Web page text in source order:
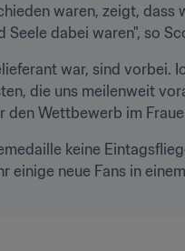
waren, zeigt,
Seele dabei waren", so
war, sind vorbei.
die uns meilenweit
Wettbewerb im
keine
einige neue Fans in